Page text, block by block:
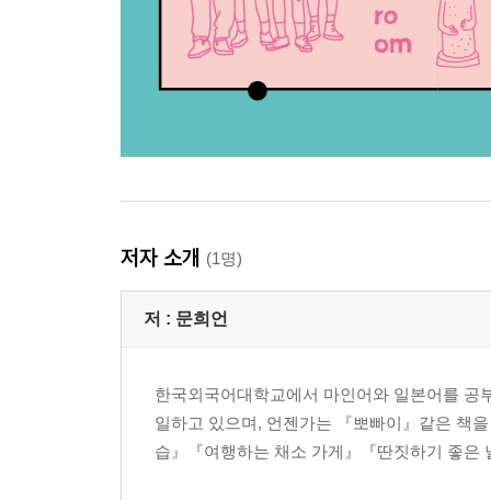
저자 소개 (1명)
저 : 문희언
한국외국어대학교에서 마인어와 일본어를
일하고 있으며, 언젠가는 『뽀빠이』같은 책
습』『여행하는 채소 가게』『딴짓하기 좋